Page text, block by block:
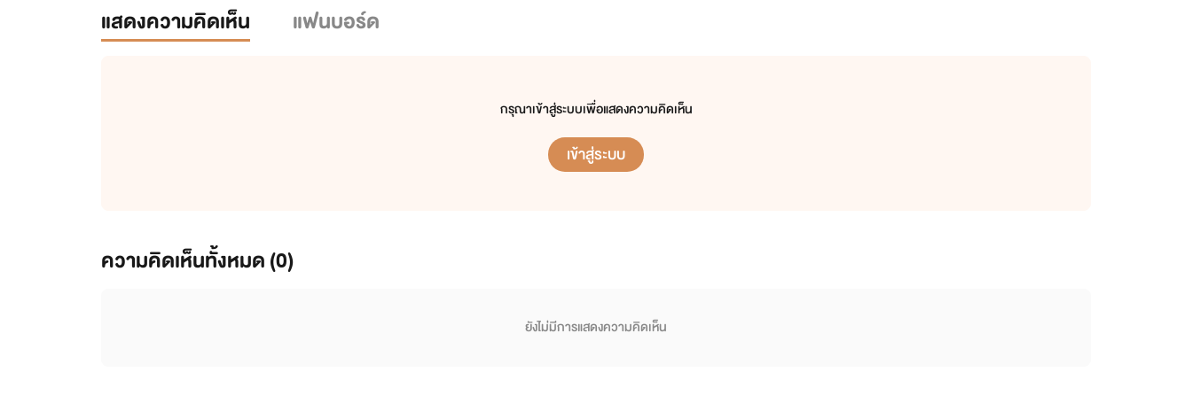
แสดงความคิดเห็น แฟนบอร์ด
กรุณาเข้าสู่ระบบเพื่อแสดงความคิดเห็น
เข้าสู่ระบบ
ความคิดเห็นทั้งหมด (0)
ยังไม่มีการแสดงความคิดเห็น